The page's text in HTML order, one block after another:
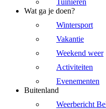
Tuinieren
Wat ga je doen?
Wintersport
Vakantie
Weekend weer
Activiteiten
Evenementen
Buitenland
Weerbericht